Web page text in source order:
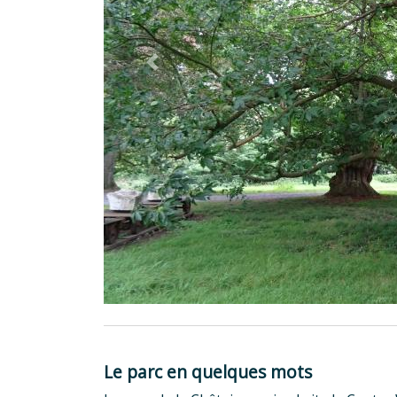
Previous
Le parc en quelques mots